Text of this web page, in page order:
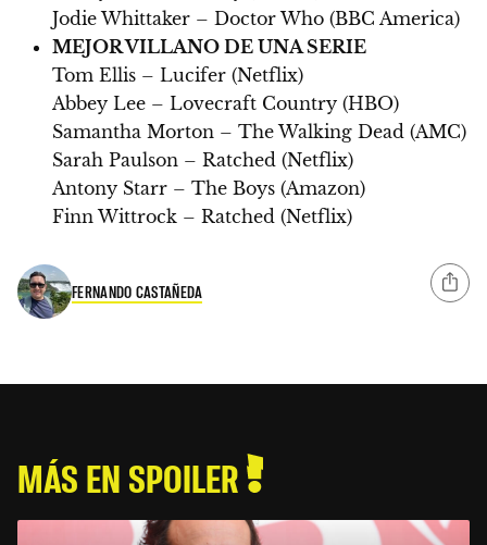
Jodie Whittaker – Doctor Who (BBC America)
MEJOR VILLANO DE UNA SERIE
Tom Ellis – Lucifer (Netflix)
Abbey Lee – Lovecraft Country (HBO)
Samantha Morton – The Walking Dead (AMC)
Sarah Paulson – Ratched (Netflix)
Antony Starr – The Boys (Amazon)
Finn Wittrock – Ratched (Netflix)
FERNANDO CASTAÑEDA
MÁS EN SPOILER